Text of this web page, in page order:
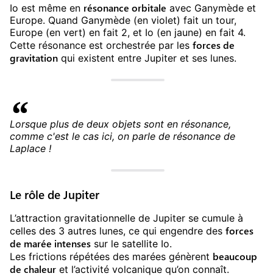
Io est même en résonance orbitale avec Ganymède et
Europe. Quand Ganymède (en violet) fait un tour,
Europe (en vert) en fait 2, et Io (en jaune) en fait 4.
Cette résonance est orchestrée par les forces de
gravitation qui existent entre Jupiter et ses lunes.
Lorsque plus de deux objets sont en résonance,
comme c'est le cas ici, on parle de résonance de
Laplace !
Le rôle de Jupiter
L’attraction gravitationnelle de Jupiter se cumule à
celles des 3 autres lunes, ce qui engendre des forces
de marée intenses sur le satellite Io.
Les frictions répétées des marées génèrent beaucoup
de chaleur et l’activité volcanique qu’on connaît.